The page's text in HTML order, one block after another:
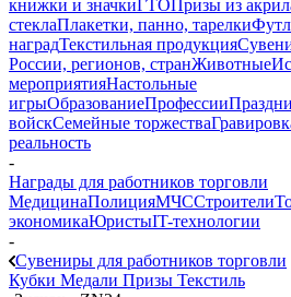
книжки и значкиГТОПризы из
стеклаПлакетки, панно, тарелки
наградТекстильная продукция
России, регионов, странЖивотные
мероприятияНастольные
игрыОбразованиеПрофессии
войскСемейные торжества
реальность
-
Награды для работников торговли
МедицинаПолицияМЧССтроители
экономикаЮристыIT-технологии
-
Сувениры для работников торговли
Кубки Медали Призы Текстиль